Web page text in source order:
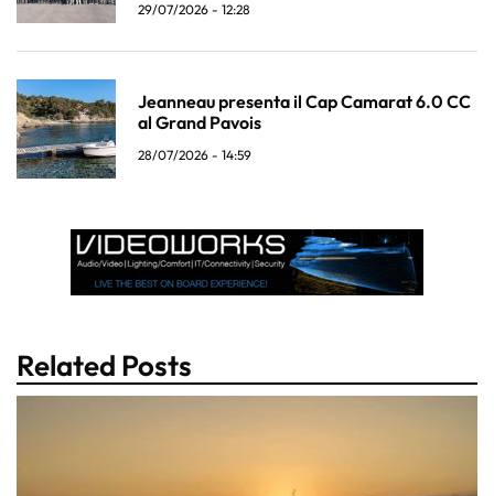
29/07/2026 - 12:28
Jeanneau presenta il Cap Camarat 6.0 CC
al Grand Pavois
28/07/2026 - 14:59
Related Posts